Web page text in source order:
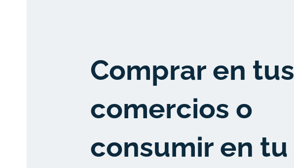
Comprar en tus
comercios o
consumir en tu